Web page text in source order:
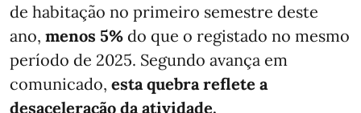
de habitação no primeiro semestre deste
ano, menos 5% do que o registado no mesmo
período de 2025. Segundo avança em
comunicado, esta quebra reflete a
desaceleração da atividade.